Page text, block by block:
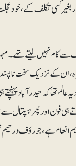
بغیر کسی تکلف کے، خود
سے کام نہیں لیتے تھے۔
ان کے نزدیک سخت
تھا کہ حیدرآباد پہنچتے
ہی فون اور پھر ہسپتال
انعام ہے، جو رؤف و رحیم